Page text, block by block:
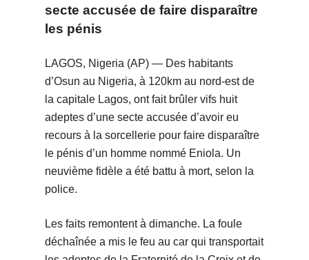
secte accusée de faire disparaître
les pénis
LAGOS, Nigeria (AP) — Des habitants
d’Osun au Nigeria, à 120km au nord-est de
la capitale Lagos, ont fait brûler vifs huit
adeptes d’une secte accusée d’avoir eu
recours à la sorcellerie pour faire disparaître
le pénis d’un homme nommé Eniola. Un
neuvième fidèle a été battu à mort, selon la
police.
Les faits remontent à dimanche. La foule
déchaînée a mis le feu au car qui transportait